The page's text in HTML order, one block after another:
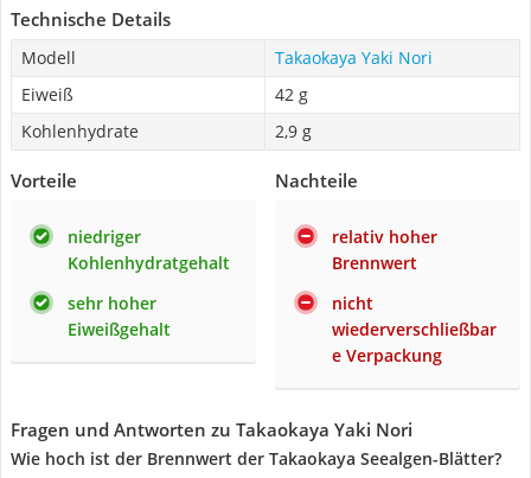
Technische Details
Modell
Takaokaya Yaki Nori
Eiweiß
42 g
Kohlenhydrate
2,9 g
Vorteile
niedriger
Kohlenhydratgehalt
sehr hoher
Eiweißgehalt
Nachteile
relativ hoher
Brennwert
nicht
wiederverschließbar
e Verpackung
Fragen und Antworten zu Takaokaya Yaki Nori
Wie hoch ist der Brennwert der Takaokaya Seealgen-Blätter?